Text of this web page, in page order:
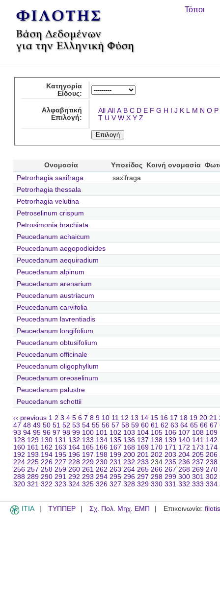
Τόποι
Κατηγορία
Είδους:
Αλφαβητική
Επιλογή:
All All A B C D E F G H I J K L M N O P
T U V W X Y Z
Ονομασία Υποείδος Κοινή ονομασία
Petrorhagia saxifraga
saxifraga
Petrorhagia thessala
Petrorhagia velutina
Petroselinum crispum
Petrosimonia brachiata
Peucedanum achaicum
Peucedanum aegopodioides
Peucedanum aequiradium
Peucedanum alpinum
Peucedanum arenarium
Peucedanum austriacum
Peucedanum carvifolia
Peucedanum lavrentiadis
Peucedanum longifolium
Peucedanum obtusifolium
Peucedanum officinale
Peucedanum oligophyllum
Peucedanum oreoselinum
Peucedanum palustre
Peucedanum schottii
‹‹ previous 1 2 3 4 5 6 7 8 9 10 11 12 13 14 15 16 17 18 19 20 21
47 48 49 50 51 52 53 54 55 56 57 58 59 60 61 62 63 64 65 66 67
93 94 95 96 97 98 99 100 101 102 103 104 105 106 107 108 109
128 129 130 131 132 133 134 135 136 137 138 139 140 141 142
160 161 162 163 164 165 166 167 168 169 170 171 172 173 174
192 193 194 195 196 197 198 199 200 201 202 203 204 205 206
224 225 226 227 228 229 230 231 232 233 234 235 236 237 238
256 257 258 259 260 261 262 263 264 265 266 267 268 269 270
288 289 290 291 292 293 294 295 296 297 298 299 300 301 302
320 321 322 323 324 325 326 327 328 329 330 331 332 333 334
ITIA ΤΥΠΠΕΡ Σχ. Πολ. Μηχ. ΕΜΠ Επικοινωνία: